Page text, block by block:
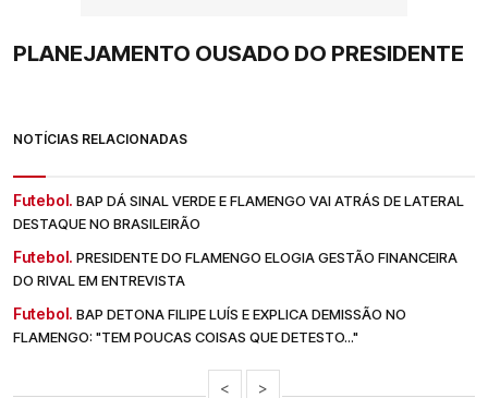
PLANEJAMENTO OUSADO DO PRESIDENTE
NOTÍCIAS RELACIONADAS
Futebol. BAP DÁ SINAL VERDE E FLAMENGO VAI ATRÁS DE LATERAL
DESTAQUE NO BRASILEIRÃO
Futebol. PRESIDENTE DO FLAMENGO ELOGIA GESTÃO FINANCEIRA
DO RIVAL EM ENTREVISTA
Futebol. BAP DETONA FILIPE LUÍS E EXPLICA DEMISSÃO NO
FLAMENGO: "TEM POUCAS COISAS QUE DETESTO..."
< >